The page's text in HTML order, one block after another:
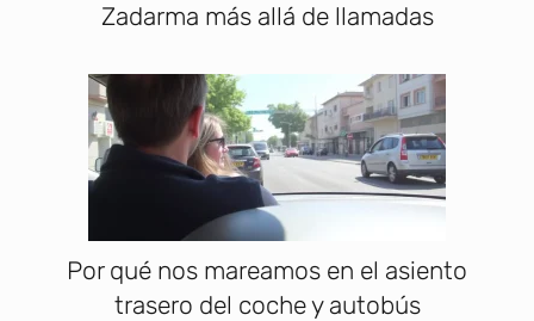
Zadarma más allá de llamadas
Por qué nos mareamos en el asiento
trasero del coche y autobús